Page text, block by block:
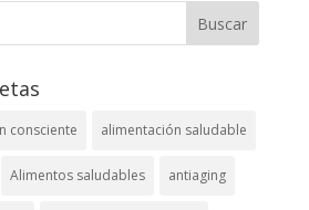
consciente alimentación saludable
Alimentos saludables antiaging